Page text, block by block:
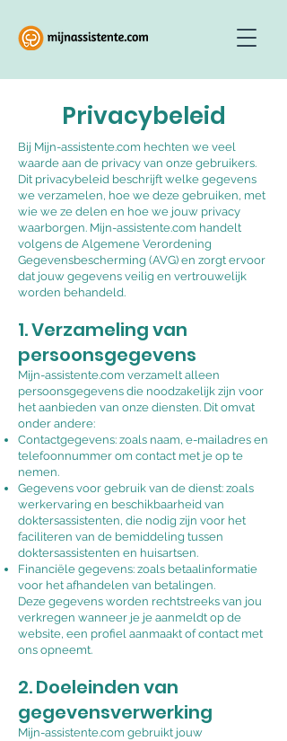
Privacybeleid
Bij Mijn-assistente.com hechten we veel
waarde aan de privacy van onze gebruikers.
Dit privacybeleid beschrijft welke gegevens
we verzamelen, hoe we deze gebruiken, met
wie we ze delen en hoe we jouw privacy
waarborgen. Mijn-assistente.com handelt
volgens de Algemene Verordening
Gegevensbescherming (AVG) en zorgt ervoor
dat jouw gegevens veilig en vertrouwelijk
worden behandeld.
1. Verzameling van
persoonsgegevens
Mijn-assistente.com verzamelt alleen
persoonsgegevens die noodzakelijk zijn voor
het aanbieden van onze diensten. Dit omvat
onder andere:
Contactgegevens: zoals naam, e-mailadres en
telefoonnummer om contact met je op te
nemen.
Gegevens voor gebruik van de dienst: zoals
werkervaring en beschikbaarheid van
doktersassistenten, die nodig zijn voor het
faciliteren van de bemiddeling tussen
doktersassistenten en huisartsen.
Financiële gegevens: zoals betaalinformatie
voor het afhandelen van betalingen.
Deze gegevens worden rechtstreeks van jou
verkregen wanneer je je aanmeldt op de
website, een profiel aanmaakt of contact met
ons opneemt.
2. Doeleinden van
gegevensverwerking
Mijn-assistente.com gebruikt jouw